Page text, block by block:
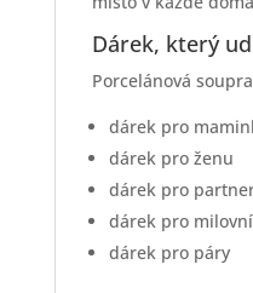
Dárek, který
Porcelánová
dárek pro
dárek pro ženu
dárek pro
dárek pro
dárek pro páry